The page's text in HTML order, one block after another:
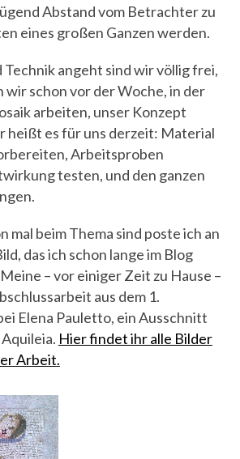
Abstand vom Betrachter zu
eines großen Ganzen werden.
angeht sind wir völlig frei,
wir schon vor der Woche, in der
arbeiten, unser Konzept
heißt es für uns derzeit: Material
Arbeitsproben
testen, und den ganzen
mal beim Thema sind poste ich an
das ich schon lange im Blog
– vor einiger Zeit zu Hause –
aus dem 1.
Elena Pauletto, ein Ausschnitt
Hier findet ihr alle Bilder
Arbeit.